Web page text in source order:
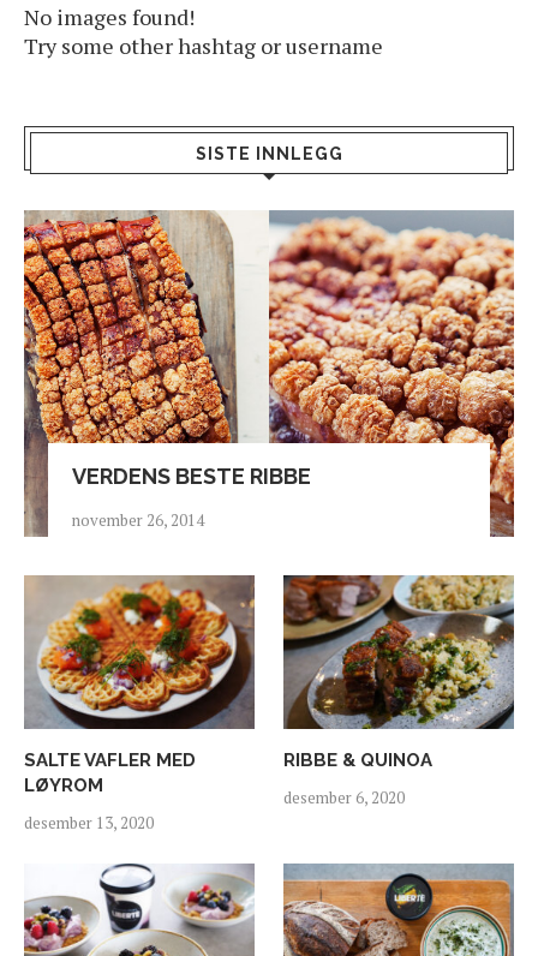
No images found!
Try some other hashtag or username
SISTE INNLEGG
VERDENS BESTE RIBBE
november 26, 2014
SALTE VAFLER MED
LØYROM
desember 13, 2020
RIBBE & QUINOA
desember 6, 2020